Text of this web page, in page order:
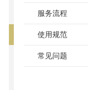
服务流程
使用规范
常见问题